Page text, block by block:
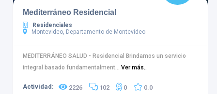
Mediterráneo Residencial
Residenciales
Montevideo, Departamento de Montevideo
MEDITERRÁNEO SALUD - Residencial Brindamos un servicio
integral basado fundamentalment... Ver más..
Actividad: 2226 102 0 0.0